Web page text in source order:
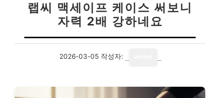
랩씨 맥세이프 케이스 써보니
자력 2배 강하네요
2026-03-05 작성자: